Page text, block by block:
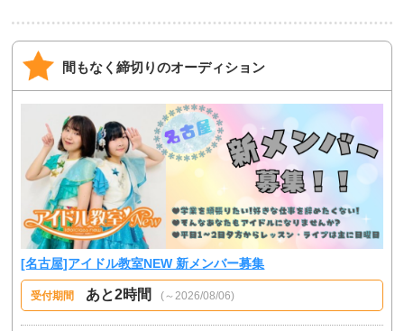
間もなく締切りのオーディション
[名古屋]アイドル教室NEW 新メンバー募集
受付期間 あと2時間 (～2026/08/06)